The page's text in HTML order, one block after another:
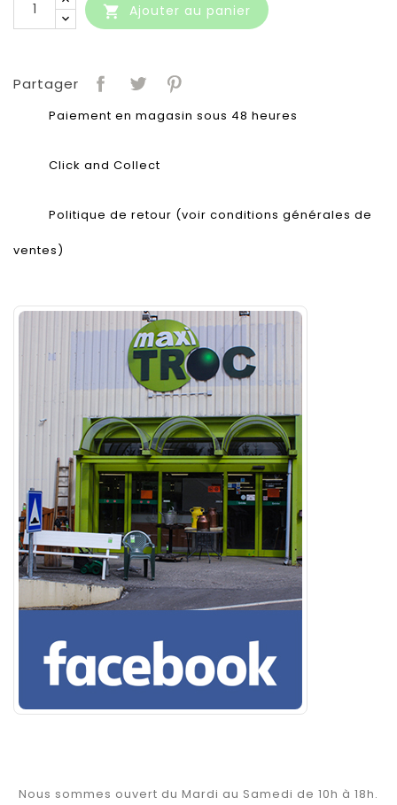
 Ajouter au panier
Partager
Paiement en magasin sous 48 heures
Click and Collect
Politique de retour (voir conditions générales de
ventes)
Nous sommes ouvert du Mardi au Samedi de 10h à 18h.